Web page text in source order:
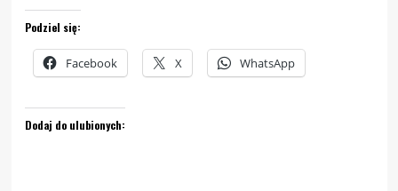
Podziel się:
Facebook X WhatsApp
Dodaj do ulubionych: